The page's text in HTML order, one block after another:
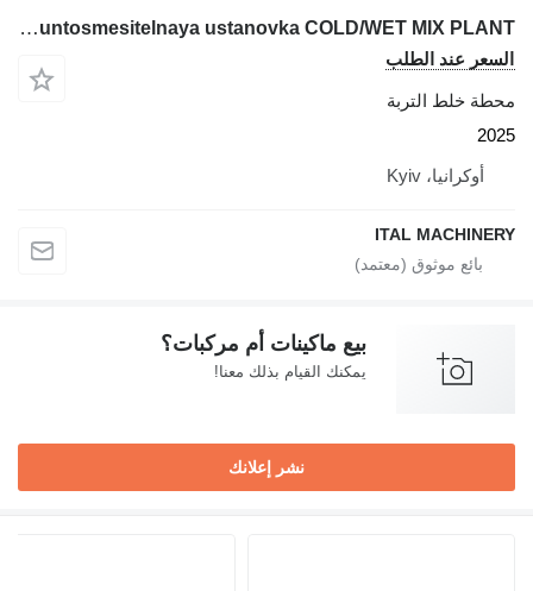
Marini Gruntosmesitelnaya ustanovka COLD/WET MIX PLANT
السعر عند الطلب
محطة خلط التربة
2025
أوكرانيا، Kyiv
ITAL MACHINERY
بيع ماكينات أم مركبات؟
يمكنك القيام بذلك معنا!
نشر إعلانك